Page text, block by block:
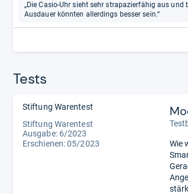
„Die Casio-Uhr sieht sehr strapazierfähig aus
Ausdauer könnten allerdings besser sein.“
Tests
Stiftung Warentest
Stiftung Warentest
Ausgabe: 6/2023
Erschienen: 05/2023
Wie